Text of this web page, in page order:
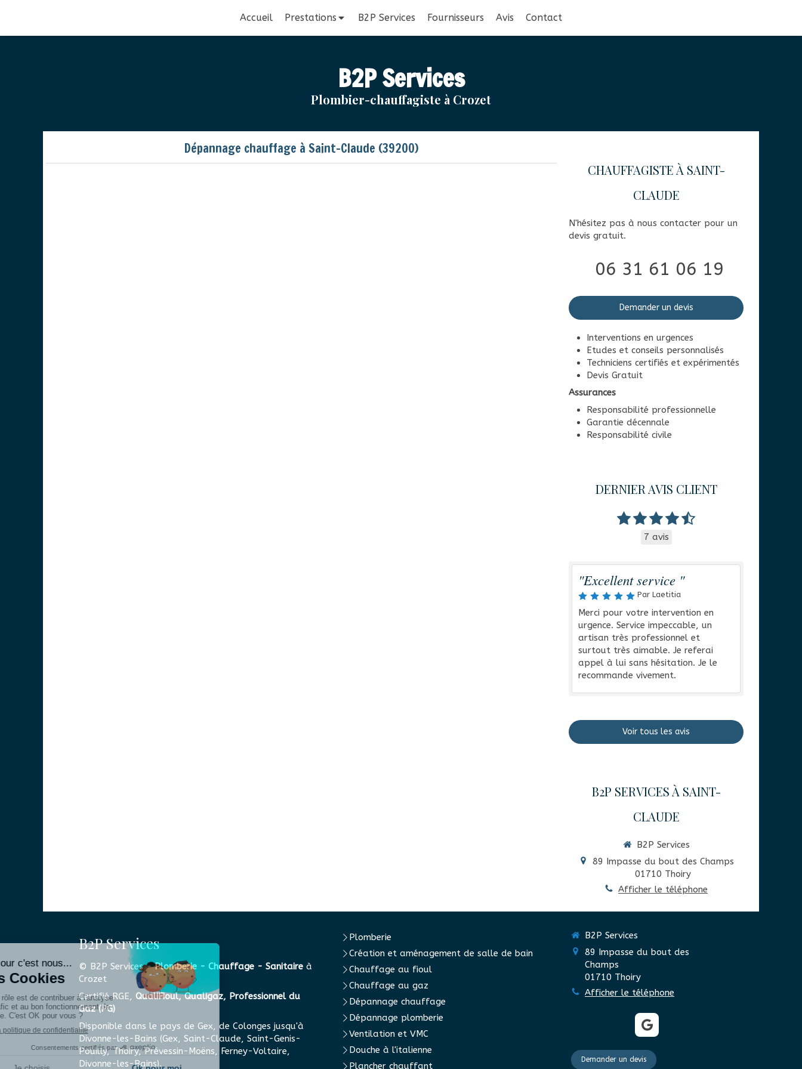
Accueil Prestations B2P Services Fournisseurs Avis Contact
B2P Services
Plombier-chauffagiste à Crozet
Dépannage chauffage à Saint-Claude (39200)
CHAUFFAGISTE À SAINT-
CLAUDE
N'hésitez pas à nous contacter pour un
devis gratuit.
06 31 61 06 19
Demander un devis
Interventions en urgences
Etudes et conseils personnalisés
Techniciens certifiés et expérimentés
Devis Gratuit
Assurances
Responsabilité professionnelle
Garantie décennale
Responsabilité civile
DERNIER AVIS CLIENT
7 avis
"Excellent service "
Par Laetitia
Merci pour votre intervention en
urgence. Service impeccable, un
artisan très professionnel et
surtout très aimable. Je referai
appel à lui sans hésitation. Je le
recommande vivement.
Voir tous les avis
B2P SERVICES À SAINT-
CLAUDE
B2P Services
89 Impasse du bout des Champs
01710 Thoiry
Afficher le téléphone
B2P Services
© B2P Services -Plomberie - Chauffage - Sanitaire à
Crozet
Certifié RGE, QualiFioul, Qualigaz, Professionnel du
Gaz (PG)
Disponible dans le pays de Gex, de Colonges jusqu'à
Divonne-les-Bains (Gex, Saint-Claude, Saint-Genis-
Pouilly, Thoiry, Prévessin-Moëns, Ferney-Voltaire,
Divonne-les-Bains).
Plomberie
Création et aménagement de salle de bain
Chauffage au fioul
Chauffage au gaz
Dépannage chauffage
Dépannage plomberie
Ventilation et VMC
Douche à l'italienne
Plancher chauffant
B2P Services
89 Impasse du bout des
Champs
01710 Thoiry
Afficher le téléphone
Demander un devis